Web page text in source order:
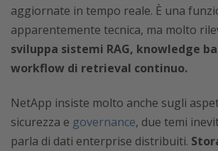
aggiornate in tempo reale. È una
apparentemente tecnica, ma molto
sviluppa sistemi RAG, knowledge
workflow di retrieval continuo.
NetApp insiste molto anche sugli
sicurezza e governance, due temi
parla di dati enterprise distribuiti.